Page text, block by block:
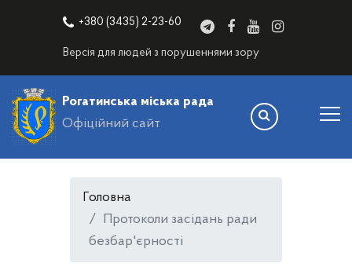
+380 (3435) 2-23-60
Версія для людей з порушеннями зору
Рогатинська міська рада
Офіційний сайт
Головна
Протоколи засідань ради
безбар'єрності